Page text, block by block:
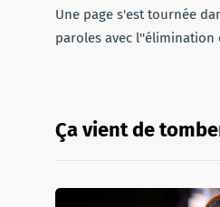
Une page s'est tournée
paroles avec l''élimination
Ça vient de